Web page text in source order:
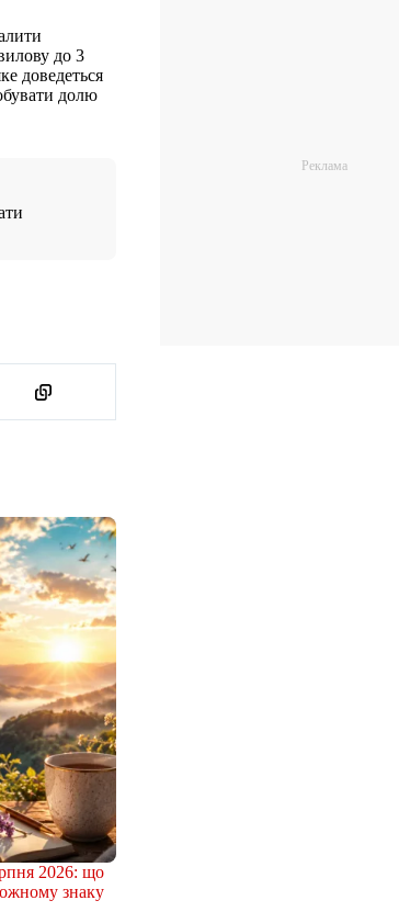
до 3
доведеться
долю
2026: що
знаку